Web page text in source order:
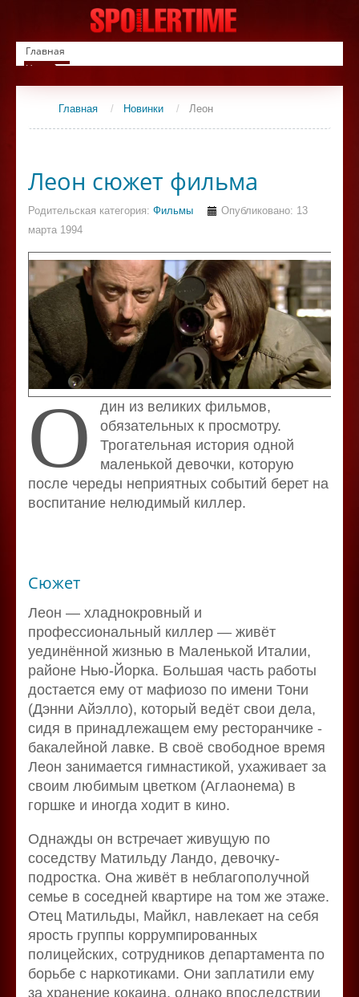
Главная
Новинки
Список фильмов
СериалыГлавная / Новинки / Леон
Леон сюжет фильма
Родительская категория: Фильмы
Опубликовано: 13
марта 1994
О
дин из великих фильмов,
обязательных к просмотру.
Трогательная история одной
маленькой девочки, которую
после череды неприятных событий берет на
воспитание нелюдимый киллер.
Сюжет
Леон — хладнокровный и
профессиональный киллер — живёт
уединённой жизнью в Маленькой Италии,
районе Нью-Йорка. Большая часть работы
достается ему от мафиозо по имени Тони
(Дэнни Айэлло), который ведёт свои дела,
сидя в принадлежащем ему ресторанчике -
бакалейной лавке. В своё свободное время
Леон занимается гимнастикой, ухаживает за
своим любимым цветком (Аглаонема) в
горшке и иногда ходит в кино.
Однажды он встречает живущую по
соседству Матильду Ландо, девочку-
подростка. Она живёт в неблагополучной
семье в соседней квартире на том же этаже.
Отец Матильды, Майкл, навлекает на себя
ярость группы коррумпированных
полицейских, сотрудников департамента по
борьбе с наркотиками. Они заплатили ему
за хранение кокаина, однако впоследствии